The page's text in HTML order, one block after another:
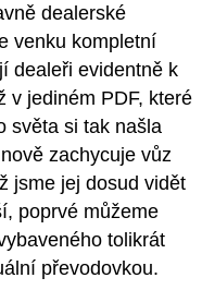
dealerské
venku kompletní
dealeři evidentně k
v jediném PDF, které
světa si tak našla
zachycuje vůz
jsme jej dosud vidět
poprvé můžeme
tolikrát
převodovkou.